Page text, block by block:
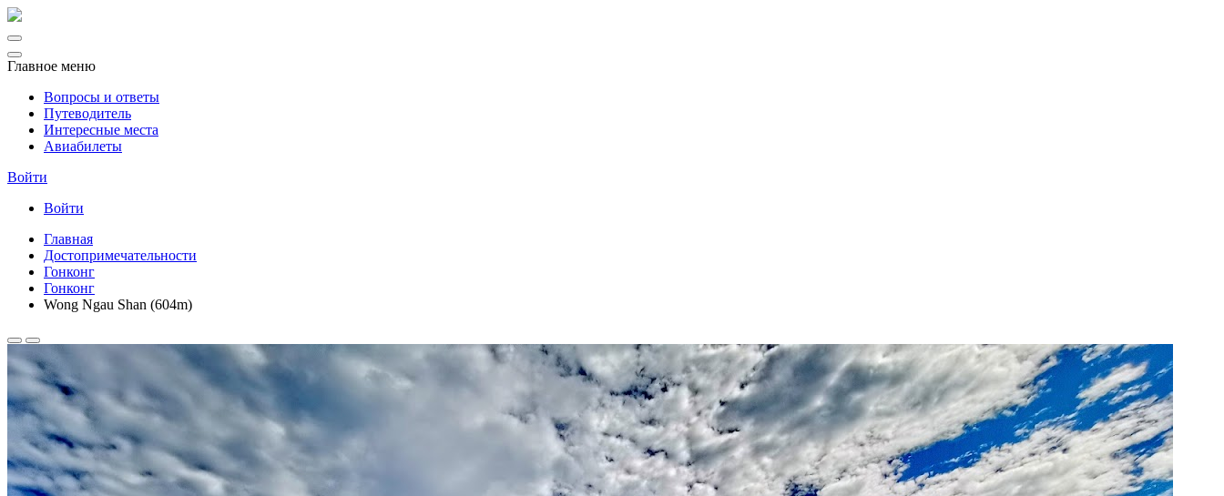
Главное меню
Вопросы и ответы
Путеводитель
Интересные места
Авиабилеты
Войти
Войти
Главная
Достопримечательности
Гонконг
Гонконг
Wong Ngau Shan (604m)